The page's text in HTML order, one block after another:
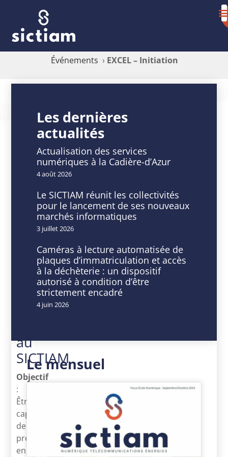
Événements › EXCEL – Initiation
Initiation
02
-
03
Mar
Expiré!
9
h
00
min
16
h
30
min
Formation
au
SICTIAM
Objectif
:
Être
capable
de
prendre
en
Les dernières
actualités
Actualisation des services
numériques à la Cadière-d’Azur
4 août 2026
Le SICTIAM réunit les collectivités
pour le lancement de ses nouveaux
marchés informatiques
3 juillet 2026
Caméras à lecture automatisée de
plaques d’immatriculation et accès
à la déchèterie : un dispositif
autorisé à condition d’être
strictement encadré
4 juin 2026
Le mensuel